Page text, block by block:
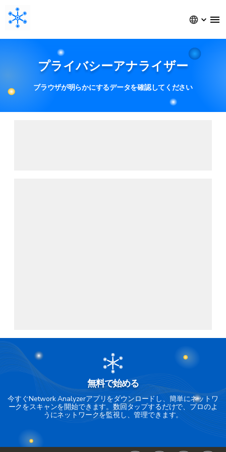
プライバシーアナライザー
ブラウザが明らかにするデータを確認してください
無料で始める
今すぐNetwork Analyzerアプリをダウンロードし、簡単にネットワ
ークをスキャンを開始できます。数回タップするだけで、プロのよ
うにネットワークを監視し、管理できます。